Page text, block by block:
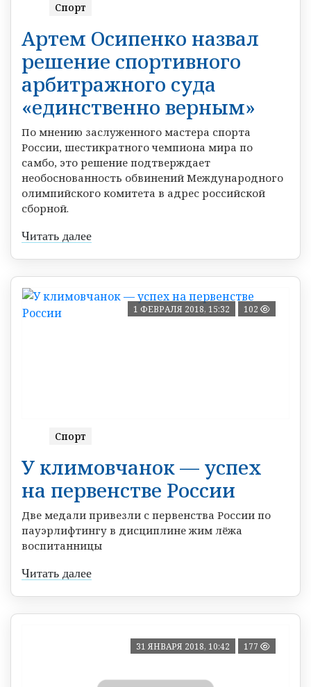
Спорт
Артем Осипенко назвал
решение спортивного
арбитражного суда
«единственно верным»
По мнению заслуженного мастера спорта
России, шестикратного чемпиона мира по
самбо, это решение подтверждает
необоснованность обвинений Международного
олимпийского комитета в адрес российской
сборной.
Читать далее
1 ФЕВРАЛЯ 2018, 15:32 102
Спорт
У климовчанок — успех
на первенстве России
Две медали привезли с первенства России по
пауэрлифтингу в дисциплине жим лёжа
воспитанницы
Читать далее
31 ЯНВАРЯ 2018, 10:42 177